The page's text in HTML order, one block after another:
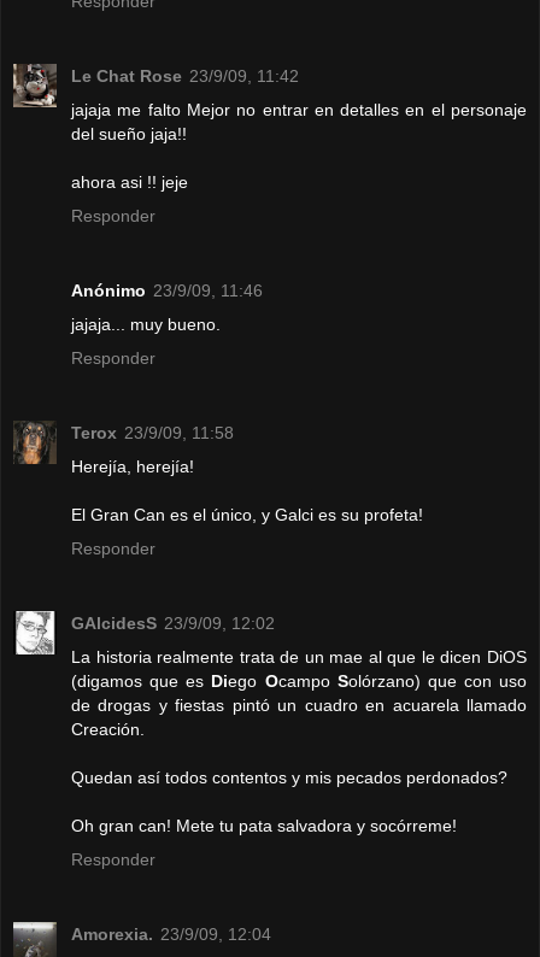
Le Chat Rose 23/9/09, 11:42
jajaja me falto Mejor no entrar en detalles en el personaje
del sueño jaja!!
ahora asi !! jeje
Responder
Anónimo 23/9/09, 11:46
jajaja... muy bueno.
Responder
Terox 23/9/09, 11:58
Herejía, herejía!
El Gran Can es el único, y Galci es su profeta!
Responder
GAlcidesS 23/9/09, 12:02
La historia realmente trata de un mae al que le dicen DiOS
(digamos que es Diego Ocampo Solórzano) que con uso
de drogas y fiestas pintó un cuadro en acuarela llamado
Creación.
Quedan así todos contentos y mis pecados perdonados?
Oh gran can! Mete tu pata salvadora y socórreme!
Responder
Amorexia. 23/9/09, 12:04